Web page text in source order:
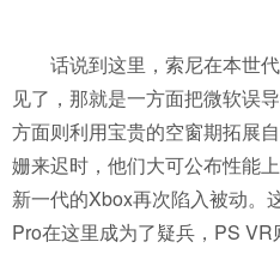
话说到这里，索尼在本世
见了，那就是一方面把微软误
方面则利用宝贵的空窗期拓展
姗来迟时，他们大可公布性能
新一代的Xbox再次陷入被动。
Pro在这里成为了疑兵，PS VR